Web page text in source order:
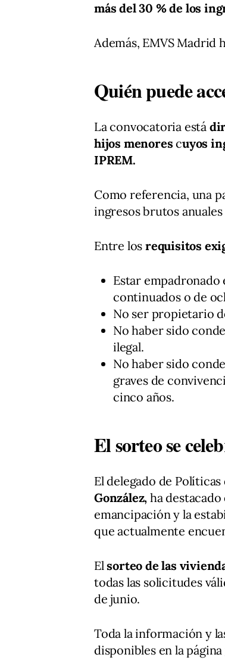
más del 30 % de los
Además, EMVS Madrid
Quién puede
La convocatoria está
hijos menores cuyos
IPREM.
Como referencia, una
ingresos brutos
Entre los requisitos
Estar
continuados o de
No ser propietario
No haber sido
ilegal.
No haber sido
graves de
cinco años.
El sorteo se
El delegado de
González, ha
emancipación y la
que actualmente
Elsorteo de las
todas las solicitudes
de junio.
Toda la información y
disponibles en la página